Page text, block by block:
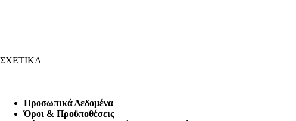
ΣΧΕΤΙΚΑ
Προσωπικά Δεδομένα
Όροι & Προϋποθέσεις